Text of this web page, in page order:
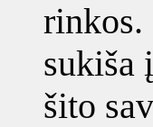
sukiša
šito